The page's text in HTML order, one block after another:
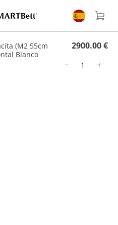
con Sofá Antracita (M2 55cm
(M2 55cm
Blanco
2900.00 €
−
+